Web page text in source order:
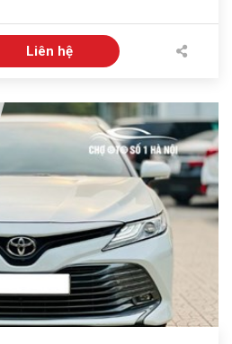
Liên hệ